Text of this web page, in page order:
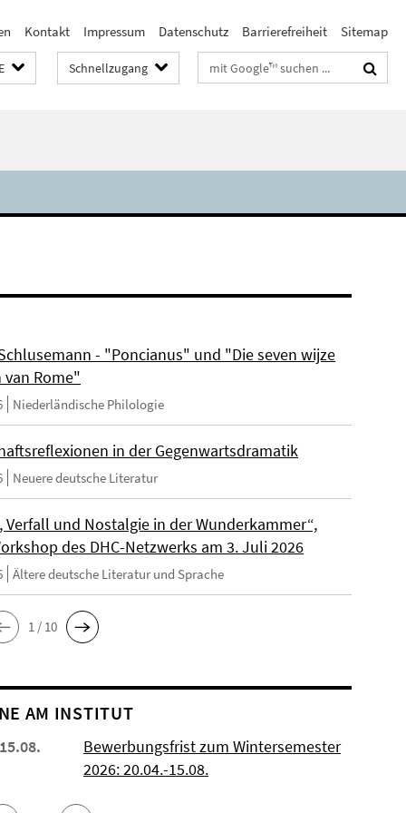
Kontakt Impressum Datenschutz Barrierefreiheit Sitemap
Schnellzugang Suchbegriffe
- "Poncianus" und "Die seven wijze
van Rome"
Niederländische Philologie
in der Gegenwartsdramatik
Neuere deutsche Literatur
Verfall und Nostalgie in der Wunderkammer“,
des DHC-Netzwerks am 3. Juli 2026
Ältere deutsche Literatur und Sprache
1 / 10
AM INSTITUT
Bewerbungsfrist zum Wintersemester
2026: 20.04.-15.08.